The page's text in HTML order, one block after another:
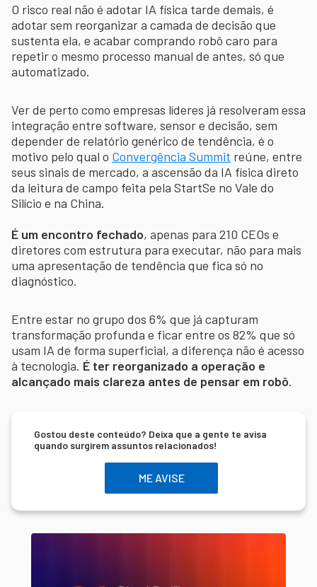
O risco real não é adotar IA física tarde demais, é
adotar sem reorganizar a camada de decisão que
sustenta ela, e acabar comprando robô caro para
repetir o mesmo processo manual de antes, só que
automatizado.
Ver de perto como empresas líderes já resolveram essa
integração entre software, sensor e decisão, sem
depender de relatório genérico de tendência, é o
motivo pelo qual o Convergência Summit reúne, entre
seus sinais de mercado, a ascensão da IA física direto
da leitura de campo feita pela StartSe no Vale do
Silício e na China.
É um encontro fechado, apenas para 210 CEOs e
diretores com estrutura para executar, não para mais
uma apresentação de tendência que fica só no
diagnóstico.
Entre estar no grupo dos 6% que já capturam
transformação profunda e ficar entre os 82% que só
usam IA de forma superficial, a diferença não é acesso
à tecnologia. É ter reorganizado a operação e
alcançado mais clareza antes de pensar em robô.
Gostou deste conteúdo? Deixa que a gente te avisa
quando surgirem assuntos relacionados!
ME AVISE